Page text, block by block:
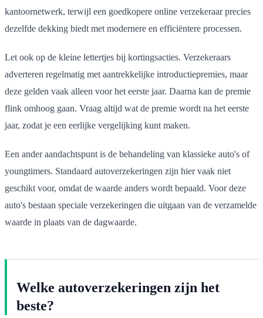
kantoornetwerk, terwijl een goedkopere online verzekeraar precies
dezelfde dekking biedt met modernere en efficiëntere processen.
Let ook op de kleine lettertjes bij kortingsacties. Verzekeraars
adverteren regelmatig met aantrekkelijke introductiepremies, maar
deze gelden vaak alleen voor het eerste jaar. Daarna kan de premie
flink omhoog gaan. Vraag altijd wat de premie wordt na het eerste
jaar, zodat je een eerlijke vergelijking kunt maken.
Een ander aandachtspunt is de behandeling van klassieke auto's of
youngtimers. Standaard autoverzekeringen zijn hier vaak niet
geschikt voor, omdat de waarde anders wordt bepaald. Voor deze
auto's bestaan speciale verzekeringen die uitgaan van de verzamelde
waarde in plaats van de dagwaarde.
Welke autoverzekeringen zijn het
beste?